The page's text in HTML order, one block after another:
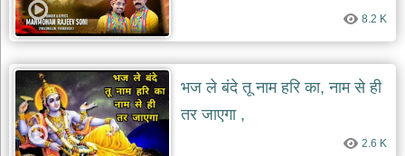
लाल
दयाल
भजन
bawa
lal
dayal
bhajans
शनि
देव
8.2 K
भज ले बंदे तू नाम हरि का, नाम से ही
तर जाएगा ,
2.6 K